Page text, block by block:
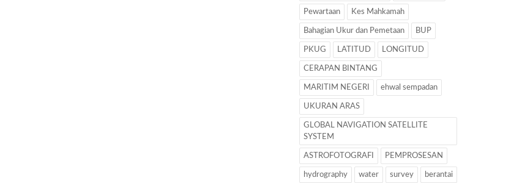
Pewartaan Kes Mahkamah
Bahagian Ukur dan Pemetaan BUP
PKUG LATITUD LONGITUD
CERAPAN BINTANG
MARITIM NEGERI ehwal sempadan
UKURAN ARAS
GLOBAL NAVIGATION SATELLITE
SYSTEM
ASTROFOTOGRAFI PEMPROSESAN
hydrography water survey berantai